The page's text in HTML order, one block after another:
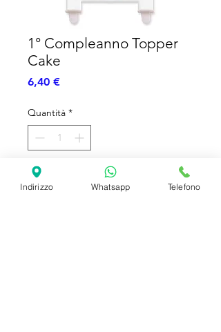
1° Compleanno Topper
Cake
6,40 €Prezzo
Quantità *
Aggiungi al carrello
Indirizzo Whatsapp Telefono